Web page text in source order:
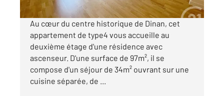
Au cœur du centre historique de Dinan, cet
appartement de type4 vous accueille au
deuxième étage d'une résidence avec
ascenseur. D'une surface de 97m², il se
compose d'un séjour de 34m² ouvrant sur une
cuisine séparée, de ...